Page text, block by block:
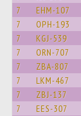
7 EHM-107
7 OPH-193
7 KGJ-539
7 ORN-707
7 ZBA-807
7 LKM-467
7 ZBJ-137
7 EES-307